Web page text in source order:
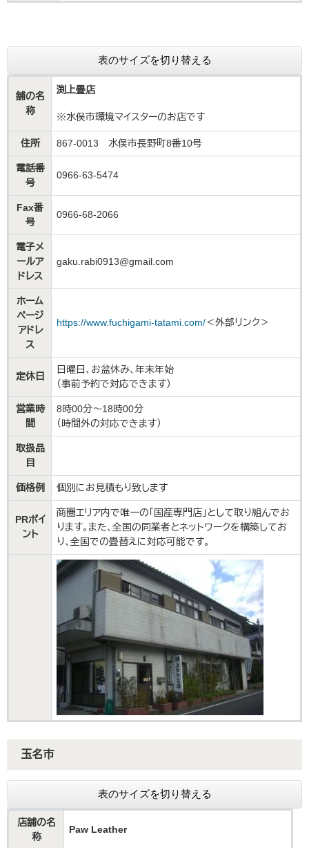
表のサイズを切り替える
舗の名
称
渕上畳店​
※水俣市環境マイスターのお店です
住所 867-0013 水俣市長野町8番10号
電話番
号
0966-63-5474
Fax番
号
0966-68-2066
電子メ
ールア
ドレス
gaku.rabi0913@gmail.com
ホーム
ページ
アドレ
ス
https://www.fuchigami-tatami.com/＜外部リンク＞
定休日
日曜日、お盆休み、年末年始
（事前予約で対応できます）
営業時
間
8時00分～18時00分
（時間外の対応できます）
取扱品
目
価格例 個別にお見積もり致します
PRポイ
ント
商圏エリア内で唯一の「国産専門店」として取り組んでお
ります。また、全国の同業者とネットワークを構築してお
り、全国での畳替えに対応可能です。
玉名市
表のサイズを切り替える
店舗の名
称
Paw Leather